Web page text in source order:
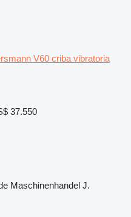
V60 criba vibratoria
37.550
Maschinenhandel J.